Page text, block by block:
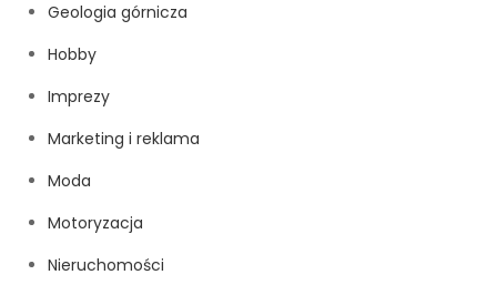
Geologia górnicza
Hobby
Imprezy
Marketing i reklama
Moda
Motoryzacja
Nieruchomości